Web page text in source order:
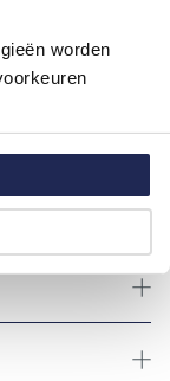
worden
op je garderobe.
zonder te
zowel werk
het overhemd
uitstraling.
klaar voor elke